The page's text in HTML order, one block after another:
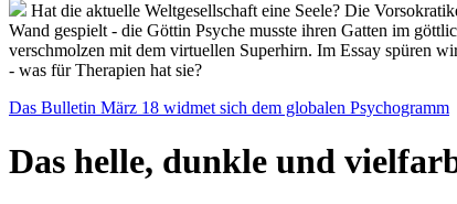
Hat die aktuelle Weltgesellschaft eine Seele? Die
Wand gespielt - die Göttin Psyche musste ihren Gatten im
verschmolzen mit dem virtuellen Superhirn. Im Essay spüren
- was für Therapien hat sie?
Das Bulletin März 18 widmet sich dem globalen Psychogramm
Das helle, dunkle und